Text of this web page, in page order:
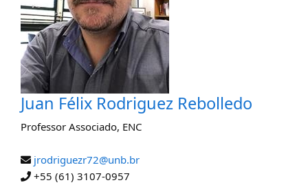
Juan Félix Rodriguez Rebolledo
Professor Associado, ENC
jrodriguezr72@unb.br
+55 (61) 3107-0957